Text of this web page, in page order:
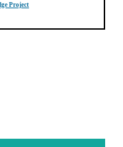
Project